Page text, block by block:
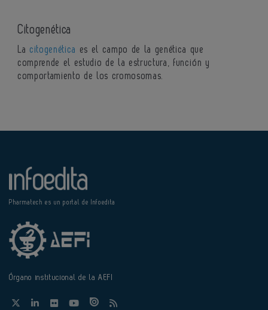
Citogenética
La citogenética es el campo de la genética que
comprende el estudio de la estructura, función y
comportamiento de los cromosomas.
Pharmatech es un portal de Infoedita
Órgano institucional de la AEFI